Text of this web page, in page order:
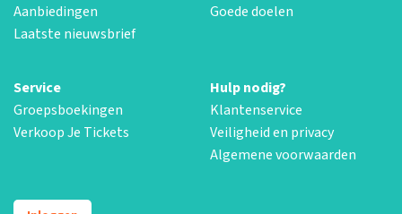
Aanbiedingen
Laatste nieuwsbrief
Goede doelen
Service
Groepsboekingen
Verkoop Je Tickets
Hulp nodig?
Klantenservice
Veiligheid en privacy
Algemene voorwaarden